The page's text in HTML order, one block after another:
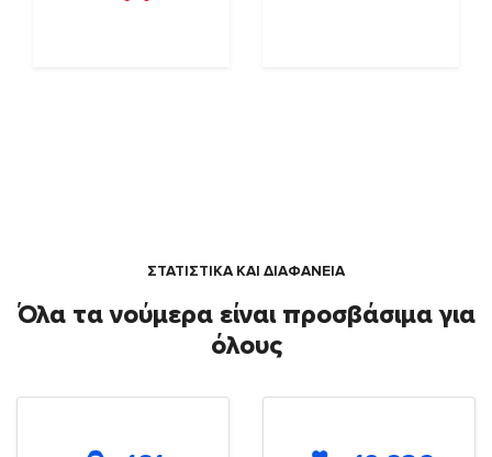
ΣΤΑΤΙΣΤΙΚΑ ΚΑΙ ΔΙΑΦΑΝΕΙΑ
Όλα τα νούμερα είναι προσβάσιμα για
όλους